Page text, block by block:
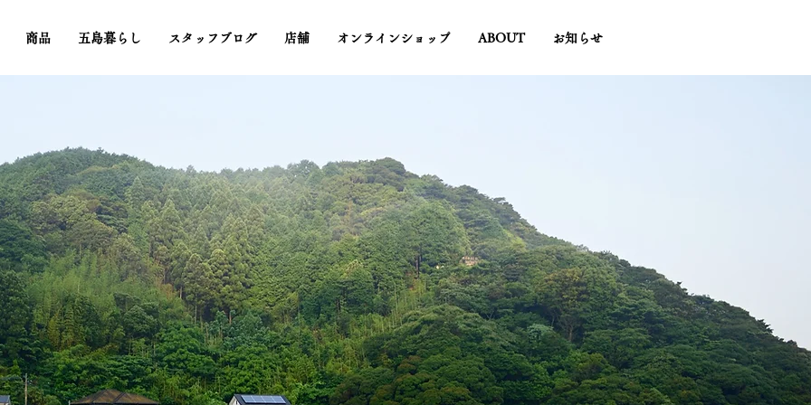
商品 五島暮らし スタッフブログ 店舗 オンラインショップ ABOUT お知らせ